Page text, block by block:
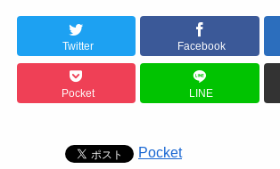
Twitter Facebook
Pocket LINE
Pocket